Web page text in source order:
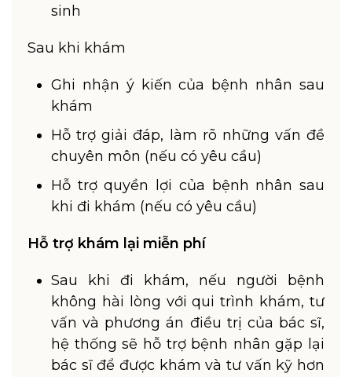
sinh
Sau khi khám
Ghi nhận ý kiến của bệnh nhân sau
khám
Hỗ trợ giải đáp, làm rõ những vấn đề
chuyên môn (nếu có yêu cầu)
Hỗ trợ quyền lợi của bệnh nhân sau
khi đi khám (nếu có yêu cầu)
Hỗ trợ khám lại miễn phí
Sau khi đi khám, nếu người bệnh
không hài lòng với qui trình khám, tư
vấn và phương án điều trị của bác sĩ,
hệ thống sẽ hỗ trợ bệnh nhân gặp lại
bác sĩ để được khám và tư vấn kỹ hơn